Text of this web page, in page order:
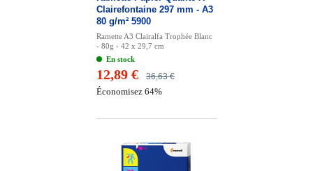
Clairefontaine 297 mm - A3
80 g/m² 5900
Ramette A3 Clairalfa Trophée Blanc
- 80g - 42 x 29,7 cm
En stock
36,63 €
12,89 €
Économisez 64%